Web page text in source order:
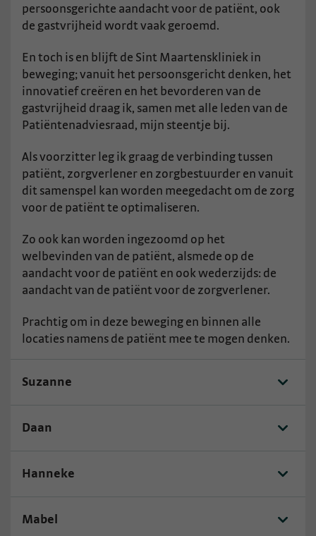
persoonsgerichte aandacht voor de patiënt, ook
de gastvrijheid wordt vaak geroemd.
En toch is en blijft de Sint Maartenskliniek in
beweging; vanuit het persoonsgericht denken, het
innovatief creëren en het bevorderen van de
gastvrijheid draag ik, samen met alle leden van de
Patiëntenadviesraad, mijn steentje bij.
Als voorzitter leg ik graag de verbinding tussen
patiënt, zorgverlener en zorgbestuurder en vanuit
dit samenspel kan worden meegedacht om de zorg
voor de patiënt te optimaliseren.
Zo ook kan worden ingezoomd op het
welbevinden van de patiënt, alsmede op de
aandacht voor de patiënt en ook wederzijds: de
aandacht van de patiënt voor de zorgverlener.
Prachtig om in deze beweging en binnen alle
locaties namens de patiënt mee te mogen denken.
Suzanne
Daan
Hanneke
Mabel